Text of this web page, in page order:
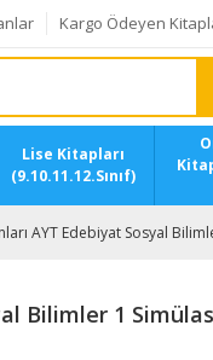
Kargo Ödeyen
Lise Kitapları
(9.10.11.12.Sınıf)
AYT Edebiyat Sosyal
Bilimler 1